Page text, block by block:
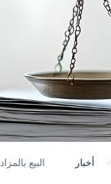
أخبار البيع بالمزاد